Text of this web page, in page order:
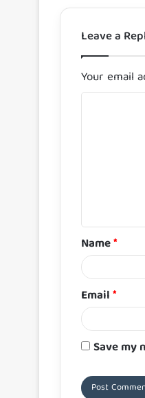
Leave a
Your email
t
*
Name*
Email*
Save my